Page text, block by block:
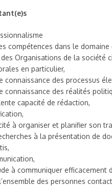
compétences dans le
Organisations de la société
en particulier,
connaissance des processus
connaissance des réalités
capacité de rédaction,
à organiser et planifier son
à la présentation de
à communiquer
des personnes